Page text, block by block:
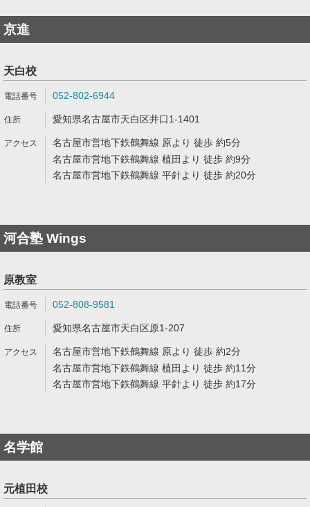
京進
天白校
052-802-6944
愛知県名古屋市天白区井口1-1401
名古屋市営地下鉄鶴舞線 原より 徒歩 約5分
名古屋市営地下鉄鶴舞線 植田より 徒歩 約9分
名古屋市営地下鉄鶴舞線 平針より 徒歩 約20分
河合塾 Wings
原教室
052-808-9581
愛知県名古屋市天白区原1-207
名古屋市営地下鉄鶴舞線 原より 徒歩 約2分
名古屋市営地下鉄鶴舞線 植田より 徒歩 約11分
名古屋市営地下鉄鶴舞線 平針より 徒歩 約17分
名学館
元植田校